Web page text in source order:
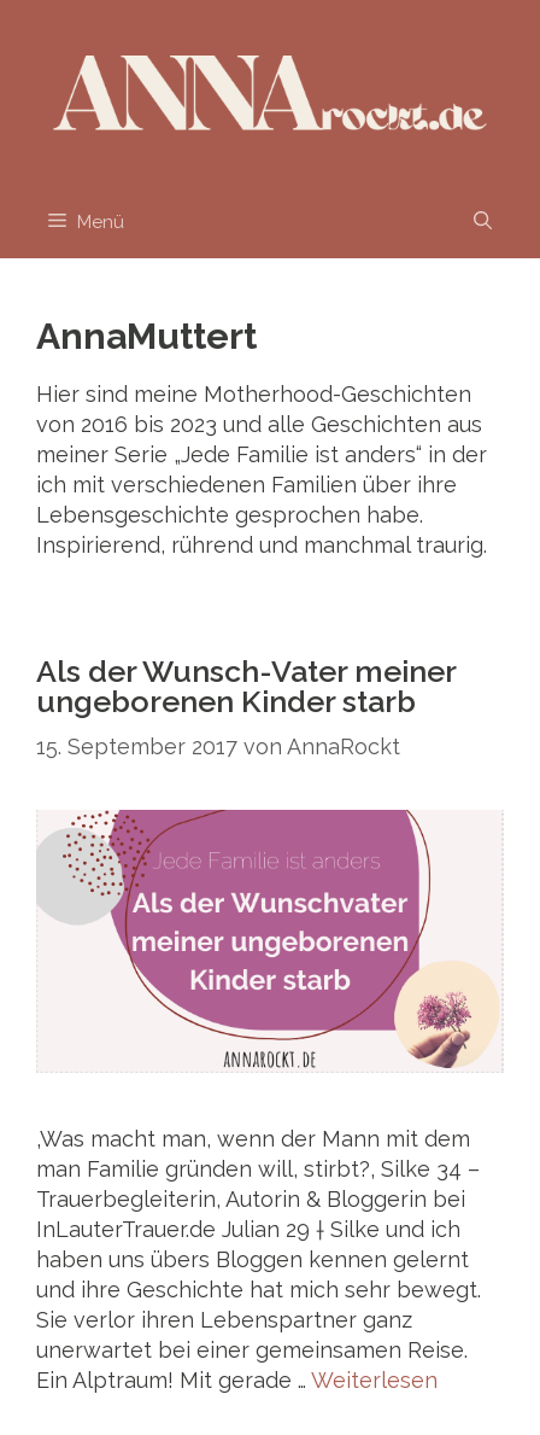
springen
Menü
AnnaMuttert
Hier sind meine Motherhood-Geschichten
von 2016 bis 2023 und alle Geschichten aus
meiner Serie „Jede Familie ist anders“ in der
ich mit verschiedenen Familien über ihre
Lebensgeschichte gesprochen habe.
Inspirierend, rührend und manchmal traurig.
Als der Wunsch-Vater meiner
ungeborenen Kinder starb
15. September 2017 von AnnaRockt
‚Was macht man, wenn der Mann mit dem
man Familie gründen will, stirbt?‚ Silke 34 –
Trauerbegleiterin, Autorin & Bloggerin bei
InLauterTrauer.de Julian 29 † Silke und ich
haben uns übers Bloggen kennen gelernt
und ihre Geschichte hat mich sehr bewegt.
Sie verlor ihren Lebenspartner ganz
unerwartet bei einer gemeinsamen Reise.
Ein Alptraum! Mit gerade … Weiterlesen